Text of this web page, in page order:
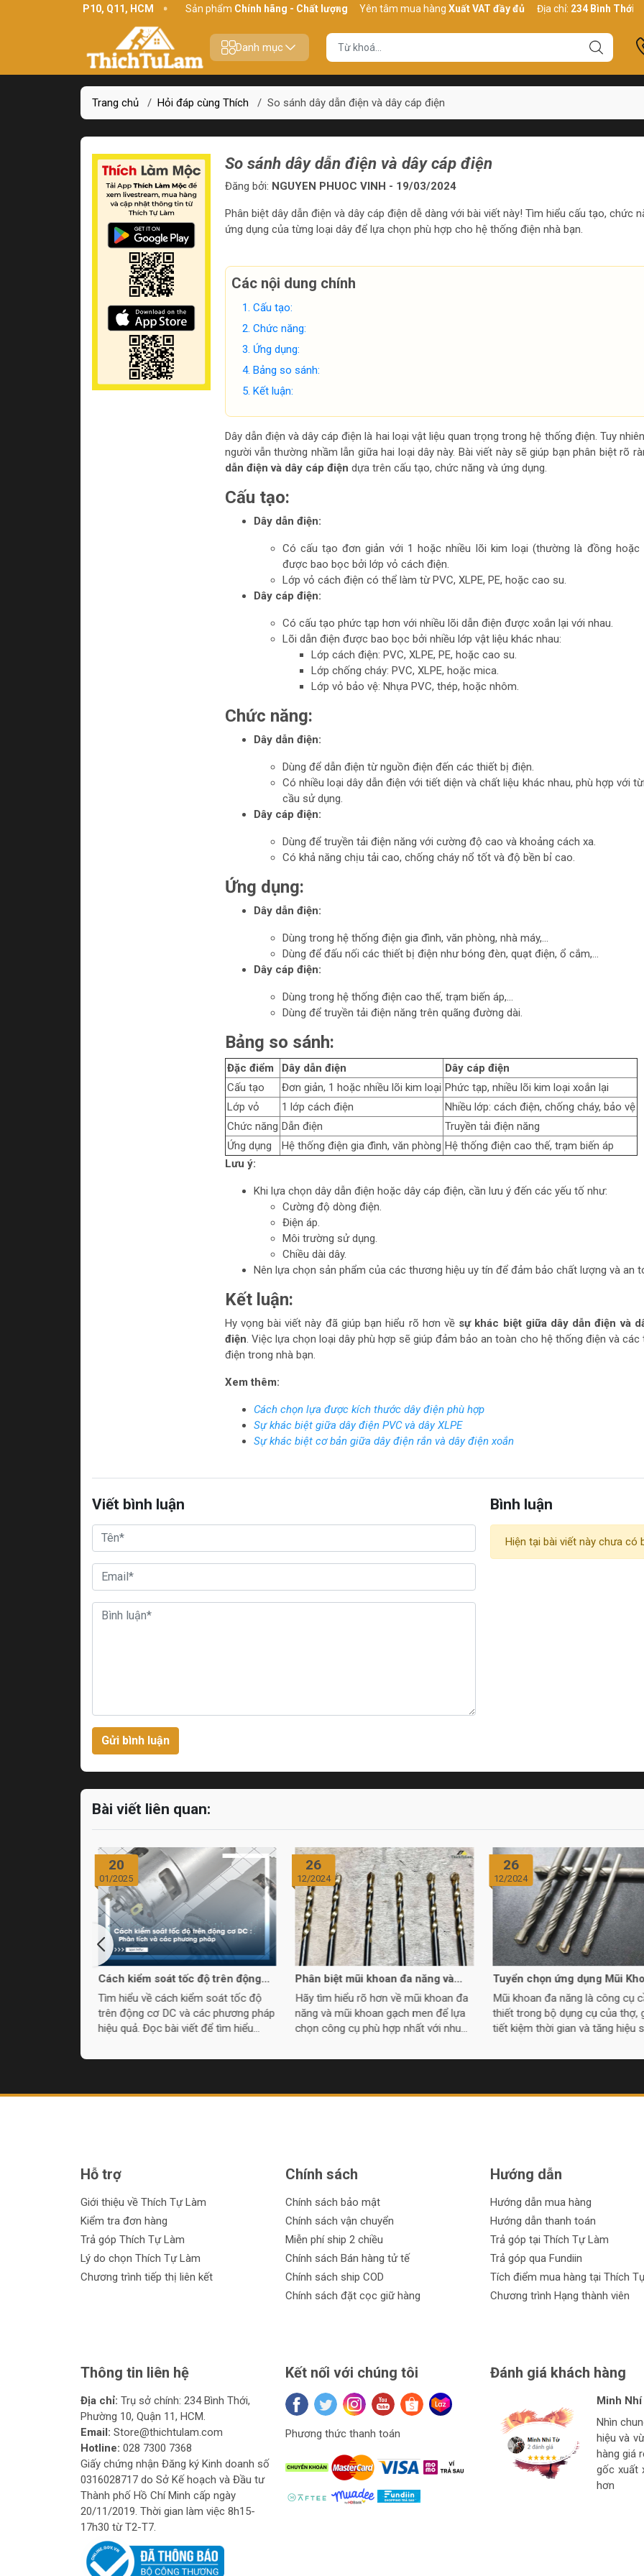
Bình Thới, P10, Q11, HCM Sản phẩmChính hãng - Chất lượng Yên tâm mua hàng Xuất VAT đầy đủ Địa chỉ:234 Bình Thới, P10,
Danh mục
Trang chủ / Hỏi đáp cùng Thích / So sánh dây dẫn điện và dây cáp điện
So sánh dây dẫn điện và dây cáp điện
Đăng bởi: NGUYEN PHUOC VINH - 19/03/2024
Phân biệt dây dẫn điện và dây cáp điện dễ dàng với bài viết này! Tìm hiểu cấu tạo, chức
ứng dụng của từng loại dây để lựa chọn phù hợp cho hệ thống điện nhà bạn.
Các nội dung chính
Cấu tạo:
Chức năng:
Ứng dụng:
Bảng so sánh:
Kết luận:
Dây dẫn điện và dây cáp điện là hai loại vật liệu quan trọng trong hệ thống điện. Tuy
người vẫn thường nhầm lẫn giữa hai loại dây này. Bài viết này sẽ giúp bạn phân biệt rõ
dẫn điện và dây cáp điện dựa trên cấu tạo, chức năng và ứng dụng.
Cấu tạo:
Dây dẫn điện:
Có cấu tạo đơn giản với 1 hoặc nhiều lõi kim loại (thường là đồng hoặc
được bao bọc bởi lớp vỏ cách điện.
Lớp vỏ cách điện có thể làm từ PVC, XLPE, PE, hoặc cao su.
Dây cáp điện:
Có cấu tạo phức tạp hơn với nhiều lõi dẫn điện được xoắn lại với nhau.
Lõi dẫn điện được bao bọc bởi nhiều lớp vật liệu khác nhau:
Lớp cách điện: PVC, XLPE, PE, hoặc cao su.
Lớp chống cháy: PVC, XLPE, hoặc mica.
Lớp vỏ bảo vệ: Nhựa PVC, thép, hoặc nhôm.
Chức năng:
Dây dẫn điện:
Dùng để dẫn điện từ nguồn điện đến các thiết bị điện.
Có nhiều loại dây dẫn điện với tiết diện và chất liệu khác nhau, phù hợp với
cầu sử dụng.
Dây cáp điện:
Dùng để truyền tải điện năng với cường độ cao và khoảng cách xa.
Có khả năng chịu tải cao, chống cháy nổ tốt và độ bền bỉ cao.
Ứng dụng:
Dây dẫn điện:
Dùng trong hệ thống điện gia đình, văn phòng, nhà máy,...
Dùng để đấu nối các thiết bị điện như bóng đèn, quạt điện, ổ cắm,...
Dây cáp điện:
Dùng trong hệ thống điện cao thế, trạm biến áp,...
Dùng để truyền tải điện năng trên quãng đường dài.
Bảng so sánh:
Đặc điểm Dây dẫn điện
Dây cáp điện
Cấu tạo
Đơn giản, 1 hoặc nhiều lõi kim loại Phức tạp, nhiều lõi kim loại xoắn lại
Lớp vỏ
1 lớp cách điện
Nhiều lớp: cách điện, chống cháy, bảo vệ
Chức năng Dẫn điện
Truyền tải điện năng
Ứng dụng
Hệ thống điện gia đình, văn phòng Hệ thống điện cao thế, trạm biến áp
Lưu ý:
Khi lựa chọn dây dẫn điện hoặc dây cáp điện, cần lưu ý đến các yếu tố như:
Cường độ dòng điện.
Điện áp.
Môi trường sử dụng.
Chiều dài dây.
Nên lựa chọn sản phẩm của các thương hiệu uy tín để đảm bảo chất lượng và an
Kết luận:
Hy vọng bài viết này đã giúp bạn hiểu rõ hơn về sự khác biệt giữa dây dẫn điện và
điện. Việc lựa chọn loại dây phù hợp sẽ giúp đảm bảo an toàn cho hệ thống điện và các
điện trong nhà bạn.
Xem thêm:
Cách chọn lựa được kích thước dây điện phù hợp
Sự khác biệt giữa dây điện PVC và dây XLPE
Sự khác biệt cơ bản giữa dây điện rắn và dây điện xoắn
Viết bình luận
Gửi bình luận
Bình luận
Hiện tại bài viết này chưa có
Bài viết liên quan:
20
01/2025
Cách kiểm soát tốc độ trên động
cơ DC: Phân tích và các phương
pháp
Tìm hiểu về cách kiểm soát tốc độ
trên động cơ DC và các phương pháp
hiệu quả. Đọc bài viết để tìm hiểu
26
12/2024
Phân biệt mũi khoan đa năng và
mũi khoan gạch men
Hãy tìm hiểu rõ hơn về mũi khoan đa
năng và mũi khoan gạch men để lựa
chọn công cụ phù hợp nhất với nhu
26
12/2024
Tuyển chọn ứng dụng Mũi
Đa Năng tiện ích nhất năm
Mũi khoan đa năng là công cụ
thiết trong bộ dụng cụ của thợ,
tiết kiệm thời gian và tăng hiệu
ích.
Hỗ trợ
Giới thiệu về Thích Tự Làm
Kiểm tra đơn hàng
Trả góp Thích Tự Làm
Lý do chọn Thích Tự Làm
Chương trình tiếp thị liên kết
Chính sách
Chính sách bảo mật
Chính sách vận chuyển
Miễn phí ship 2 chiều
Chính sách Bán hàng tử tế
Chính sách ship COD
Chính sách đặt cọc giữ hàng
Hướng dẫn
Hướng dẫn mua hàng
Hướng dẫn thanh toán
Trả góp tại Thích Tự Làm
Trả góp qua Fundiin
Tích điểm mua hàng tại Thích
Chương trình Hạng thành viên
Thông tin liên hệ
Địa chỉ: Trụ sở chính: 234 Bình Thới,
Phường 10, Quận 11, HCM.
Email: Store@thichtulam.com
Hotline: 028 7300 7368
Giấy chứng nhận Đăng ký Kinh doanh số
0316028717 do Sở Kế hoạch và Đầu tư
Thành phố Hồ Chí Minh cấp ngày
20/11/2019. Thời gian làm việc 8h15-
17h30 từ T2-T7.
Kết nối với chúng tôi
Phương thức thanh toán
Đánh giá khách hàng
Đinh
Hàng ở
cho thợ
strore
Minh
Nhìn
hiệu và
hàng giá
gốc xuất
hơn
Hiệu
Ngon bổ
tuan
Giá mềm
hàng